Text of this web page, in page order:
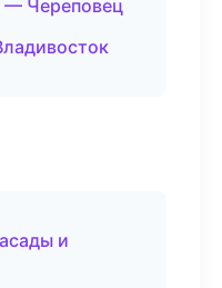
— Череповец
и